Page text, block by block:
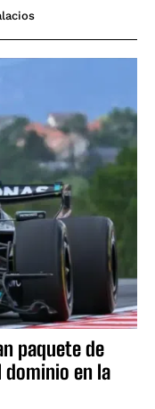
paquete de
en la